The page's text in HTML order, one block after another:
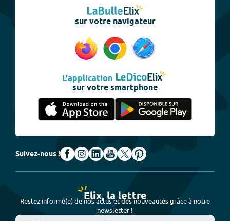
sur votre navigateur
L'application
sur votre smartphone
Suivez-nous !
Elix, la lettre
Restez informé(e) de nos actus et des nouveautés grâce à notre
newsletter !